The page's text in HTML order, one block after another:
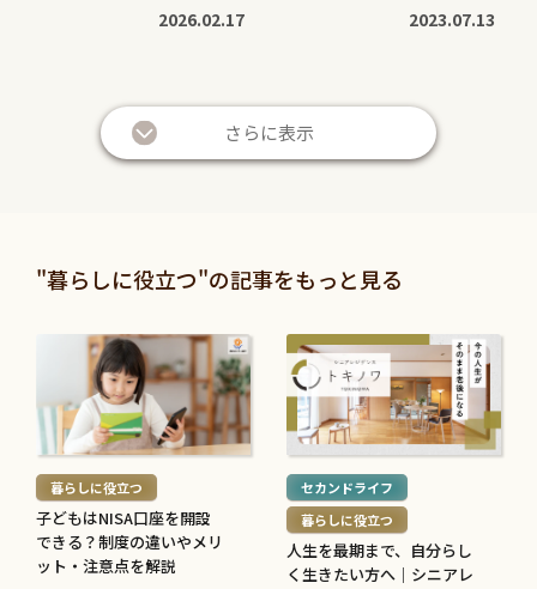
2026.02.17 2023.07.13
投資信託と株の違いは？仕
組みやリスク、利益などを
2026.05.28
き
を
退職金は定期預金で運用す
べき？メリット・デメリッ
2026.05.21
続
き
を
読
む
> 子育てに役立つ
続
き
を
読
む
>住まいに役立つ
さらに表示
"暮らしに役立つ"の記事をもっと見る
を
読
む
> 暮らしに役立つ
子どもはNISA口座を開設
できる？制度の違いやメリ
ット・注意点を解説
続
き
を
読
む
> セカンドライフ
暮らしに役立つ
人生を最期まで、自分らし
く生きたい方へ｜シニアレ